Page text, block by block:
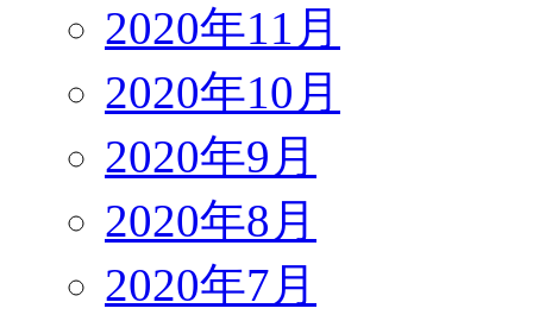
2020年11月
2020年10月
2020年9月
2020年8月
2020年7月